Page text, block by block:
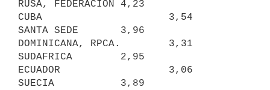
RUSA, FEDERACIÓN 4,23
CUBA                     3,54
SANTA SEDE       3,96
DOMINICANA, RPCA.        3,31
SUDAFRICA        2,95
ECUADOR                  3,06
SUECIA           3,89